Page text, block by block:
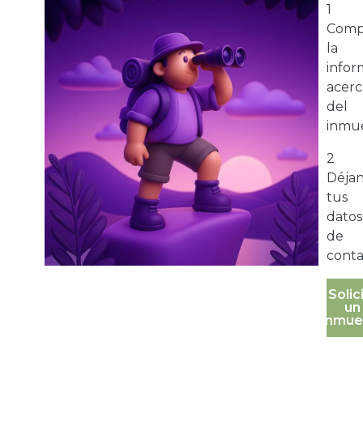
1
la
del
2
tus
datos
de
un